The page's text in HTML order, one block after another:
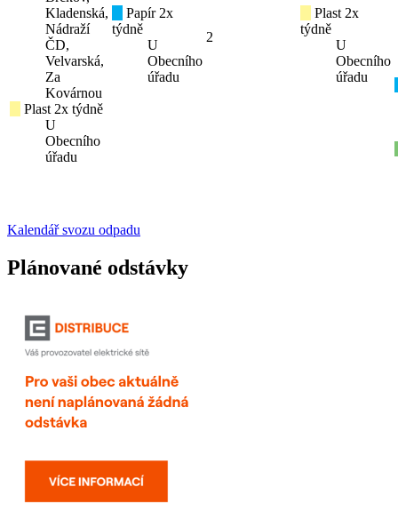
Kladenská,
Nádraží
ČD,
Velvarská,
Za
Kovárnou
Plast 2x týdně
U
Obecního
úřadu
Papír 2x
týdně
U
Obecního
úřadu
2
Plast 2x
týdně
U
Obecního
úřadu
Kalendář svozu odpadu
Plánované odstávky